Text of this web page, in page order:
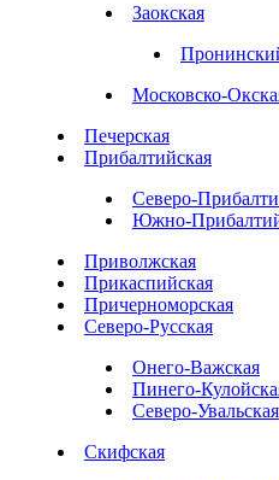
Заокская
Московско-
Печерская
Прибалтийская
Северо-
Южно-
Приволжская
Прикаспийская
Причерноморская
Северо-Русская
Онего-Важская
Пинего-
Северо-Увальская
Скифская